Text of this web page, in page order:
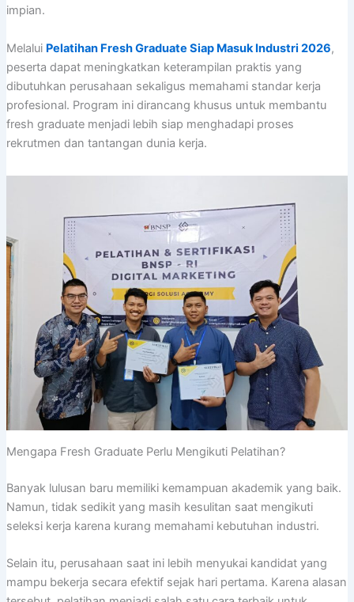
impian.
Melalui Pelatihan Fresh Graduate Siap Masuk Industri 2026,
peserta dapat meningkatkan keterampilan praktis yang
dibutuhkan perusahaan sekaligus memahami standar kerja
profesional. Program ini dirancang khusus untuk membantu
fresh graduate menjadi lebih siap menghadapi proses
rekrutmen dan tantangan dunia kerja.
Mengapa Fresh Graduate Perlu Mengikuti Pelatihan?
Banyak lulusan baru memiliki kemampuan akademik yang baik.
Namun, tidak sedikit yang masih kesulitan saat mengikuti
seleksi kerja karena kurang memahami kebutuhan industri.
Selain itu, perusahaan saat ini lebih menyukai kandidat yang
mampu bekerja secara efektif sejak hari pertama. Karena alasan